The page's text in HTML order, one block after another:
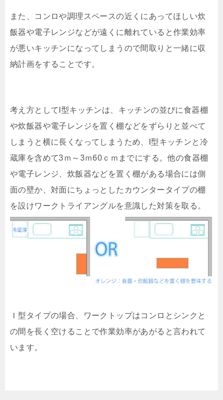
また、コンロや調理スペースの近くにあってほしい炊
飯器や電子レンジなどが遠くに離れていると作業効率
が悪いキッチンになってしまうので間取りと一緒に収
納計画をすることです。
考え方としてI型キッチンは、キッチンの並びに食器棚
や炊飯器や電子レンジを置く棚などをずらりと並べて
しまうと横に長くなってしまうため、I型キッチンと冷
蔵庫を含めて3ｍ～3ｍ60ｃｍまでにする。他の食器棚
や電子レンジ、炊飯器などを置く棚がある場合には側
面の壁か、対面にちょっとしたカウンタータイプの棚
を設けワークトライアングルを意識した対策を取る。
Ｉ型タイプの場合、ワークトップはコンロとシンクと
の間を長く空けることで作業効率があがると言われて
います。